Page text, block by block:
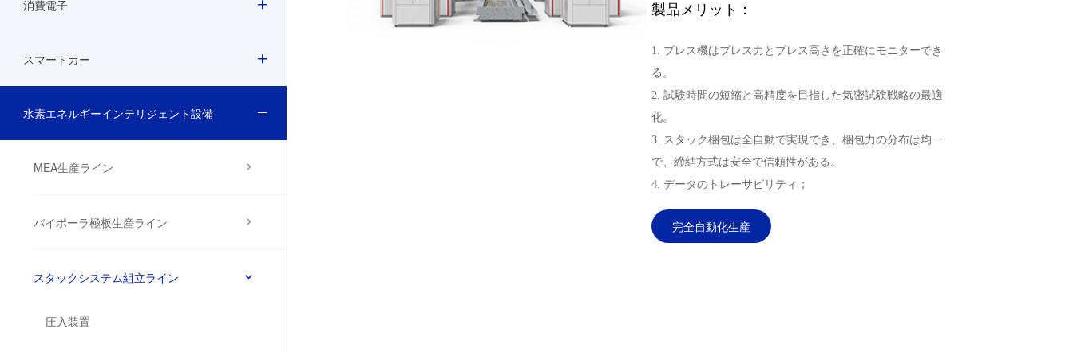
消費電子
スマートカー
水素エネルギーインテリジェント設備
MEA生産ライン
バイポーラ極板生産ライン
スタックシステム組立ライン
圧入装置
製品メリット：
1. プレス機はプレス力とプレス高さを正確にモニターでき
る。
2. 試験時間の短縮と高精度を目指した気密試験戦略の最適
化。
3. スタック梱包は全自動で実現でき、梱包力の分布は均一
で、締結方式は安全で信頼性がある。
4. データのトレーサビリティ；
完全自動化生産